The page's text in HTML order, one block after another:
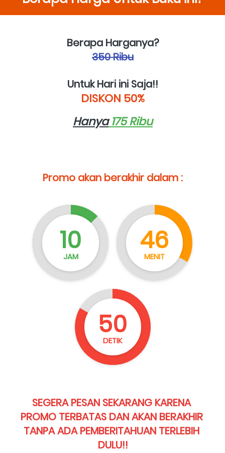
Berapa Harganya?
350 Ribu
Untuk Hari ini Saja!!
DISKON 50%
Hanya 175 Ribu
Promo akan berakhir dalam :
10
JAM
46
MENIT
47
DETIK
SEGERA PESAN SEKARANG KARENA
PROMO TERBATAS DAN AKAN BERAKHIR
TANPA ADA PEMBERITAHUAN TERLEBIH
DULU!!